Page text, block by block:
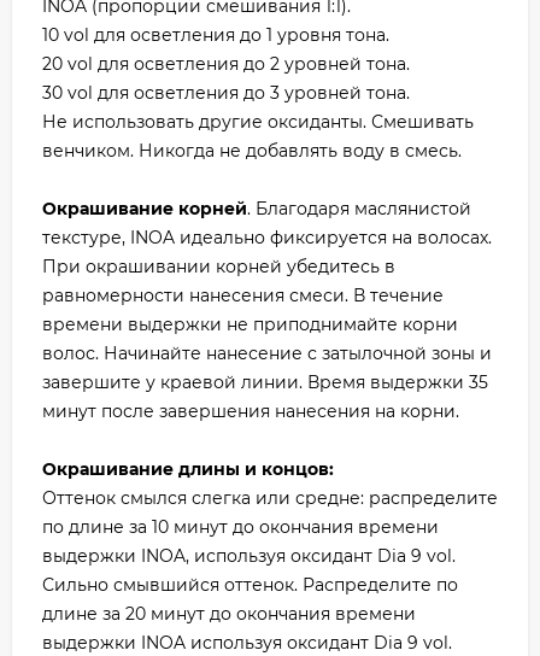
INOA (пропорции смешивания 1:1).
10 vol для осветления до 1 уровня тона.
20 vol для осветления до 2 уровней тона.
30 vol для осветления до 3 уровней тона.
Не использовать другие оксиданты. Смешивать
венчиком. Никогда не добавлять воду в смесь.
Окрашивание корней. Благодаря маслянистой
текстуре, INOA идеально фиксируется на волосах.
При окрашивании корней убедитесь в
равномерности нанесения смеси. В течение
времени выдержки не приподнимайте корни
волос. Начинайте нанесение с затылочной зоны и
завершите у краевой линии. Время выдержки 35
минут после завершения нанесения на корни.
Окрашивание длины и концов:
Оттенок смылся слегка или средне: распределите
по длине за 10 минут до окончания времени
выдержки INOA, используя оксидант Dia 9 vol.
Сильно смывшийся оттенок. Распределите по
длине за 20 минут до окончания времени
выдержки INOA используя оксидант Dia 9 vol.